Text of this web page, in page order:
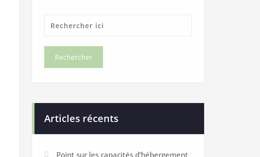
Articles récents
Point sur les capacités d’hébergement